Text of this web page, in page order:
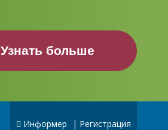
Узнать больше
Информер | Регистрация